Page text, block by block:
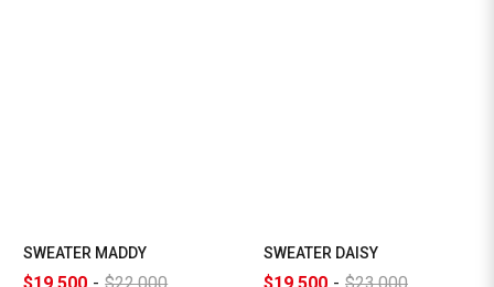
SWEATER MADDY
$19.500 - $22.000
SWEATER DAISY
$19.500 - $23.000